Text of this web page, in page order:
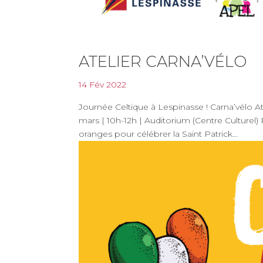
ATELIER CARNA’VÉLO
14 Fév 2022
Journée Celtique à Lespinasse ! Carna’vélo
mars | 10h-12h | Auditorium (Centre
oranges pour célébrer la Saint Patrick...